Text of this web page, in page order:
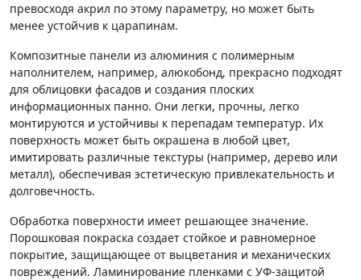
превосходя акрил по этому параметру, но может быть
менее устойчив к царапинам.
Композитные панели из алюминия с полимерным
наполнителем, например, алюкобонд, прекрасно подходят
для облицовки фасадов и создания плоских
информационных панно. Они легки, прочны, легко
монтируются и устойчивы к перепадам температур. Их
поверхность может быть окрашена в любой цвет,
имитировать различные текстуры (например, дерево или
металл), обеспечивая эстетическую привлекательность и
долговечность.
Обработка поверхности имеет решающее значение.
Порошковая покраска создает стойкое и равномерное
покрытие, защищающее от выцветания и механических
повреждений. Ламинирование пленками с УФ-защитой